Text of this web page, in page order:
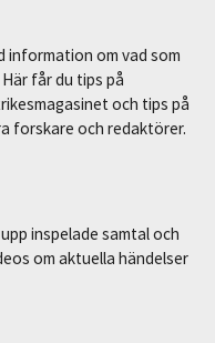
information om vad som
får du tips på
och tips på
forskare och redaktörer.
inspelade samtal och
om aktuella händelser